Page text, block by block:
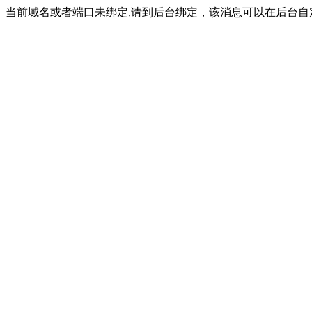
当前域名或者端口未绑定,请到后台绑定，该消息可以在后台自